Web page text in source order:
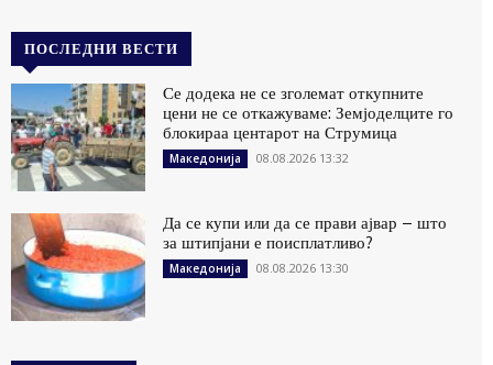
ПОСЛЕДНИ ВЕСТИ
Се додека не се зголемат откупните
цени не се откажуваме: Земјоделците го
блокираа центарот на Струмица
Македонија 08.08.2026 13:32
Да се купи или да се прави ајвар – што
за штипјани е поисплатливо?
Македонија 08.08.2026 13:30